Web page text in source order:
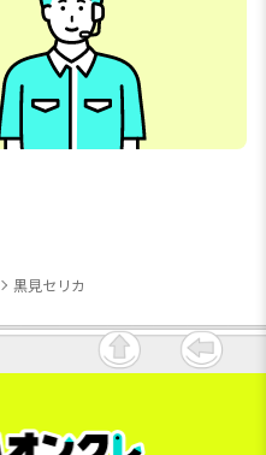
黒見セリカ